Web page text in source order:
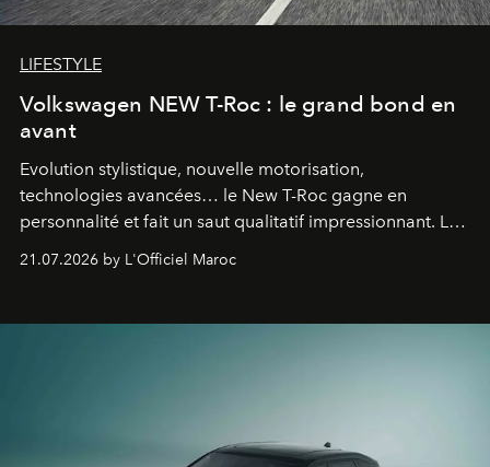
LIFESTYLE
Volkswagen NEW T-Roc : le grand bond en
avant
Evolution stylistique, nouvelle motorisation,
technologies avancées… le New T-Roc gagne en
personnalité et fait un saut qualitatif impressionnant. Le
constructeur allemand a revu en profondeur son SUV
fétiche pour le rendre plus premium. Et le pari semble
21.07.2026 by L'Officiel Maroc